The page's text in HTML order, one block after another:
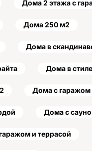
Дома 2 этажа с
Дома 250 м2
Дома в
Дома в
Дома с гаражом
Дома с
и террасой